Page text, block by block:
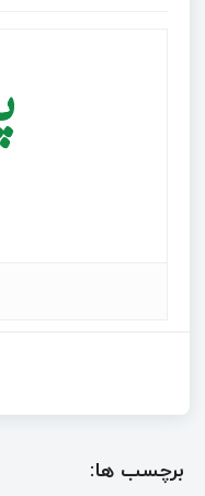
برچسب ها: